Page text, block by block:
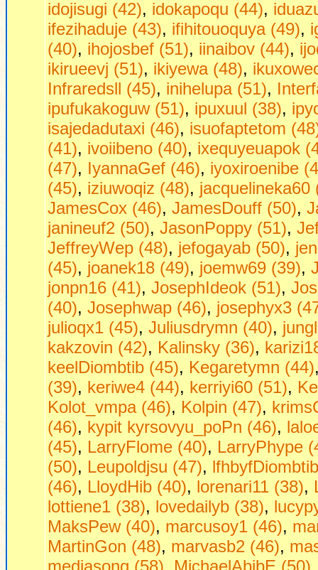
idojisugi (42), idokapoqu (44),
ifezihaduje (43), ifihitouoquya (49),
(40), ihojosbef (51), iinaibov (44),
ikirueevj (51), ikiyewa (48),
Infraredsll (45), inihelupa (51),
ipufukakoguw (51), ipuxuul (38),
isajedadutaxi (46), isuofaptetom
(41), ivoiibeno (40), ixequyeuapok
(47), IyannaGef (46), iyoxiroenibe
(45), iziuwoqiz (48), jacquelineka60
JamesCox (46), JamesDouff (50),
janineuf2 (50), JasonPoppy (51),
JeffreyWep (48), jefogayab (50),
(45), joanek18 (49), joemw69 (39),
jonpn16 (41), JosephIdeok (51),
(40), Josephwap (46), josephyx3
julioqx1 (45), Juliusdrymn (40),
kakzovin (42), Kalinsky (36),
keelDiombtib (45), Kegaretymn (44)
(39), keriwe4 (44), kerriyi60 (51),
Kolot_vmpa (46), Kolpin (47),
(46), kypit kyrsovyu_poPn (46),
(45), LarryFlome (40), LarryPhype
(50), Leupoldjsu (47),
(46), LloydHib (40), lorenari11 (38),
lottiene1 (38), lovedailyb (38),
MaksPew (40), marcusoy1 (46),
MartinGon (48), marvasb2 (46),
mediasong (58), MichaelAbibE (50)